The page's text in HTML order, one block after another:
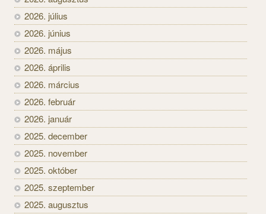
2026. július
2026. június
2026. május
2026. április
2026. március
2026. február
2026. január
2025. december
2025. november
2025. október
2025. szeptember
2025. augusztus